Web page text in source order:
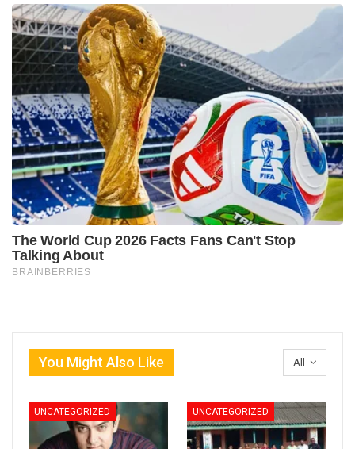
All
You Might Also Like
UNCATEGORIZED UNCATEGORIZED